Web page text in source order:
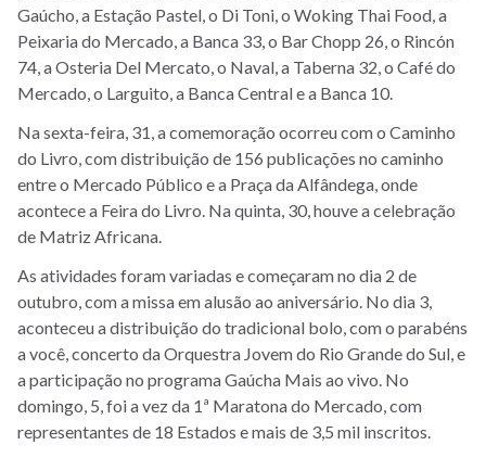
Gaúcho, a Estação Pastel, o Di Toni, o Woking Thai Food, a
Peixaria do Mercado, a Banca 33, o Bar Chopp 26, o Rincón
74, a Osteria Del Mercato, o Naval, a Taberna 32, o Café do
Mercado, o Larguito, a Banca Central e a Banca 10.
Na sexta-feira, 31, a comemoração ocorreu com o Caminho
do Livro, com distribuição de 156 publicações no caminho
entre o Mercado Público e a Praça da Alfândega, onde
acontece a Feira do Livro. Na quinta, 30, houve a celebração
de Matriz Africana.
As atividades foram variadas e começaram no dia 2 de
outubro, com a missa em alusão ao aniversário. No dia 3,
aconteceu a distribuição do tradicional bolo, com o parabéns
a você, concerto da Orquestra Jovem do Rio Grande do Sul, e
a participação no programa Gaúcha Mais ao vivo. No
domingo, 5, foi a vez da 1ª Maratona do Mercado, com
representantes de 18 Estados e mais de 3,5 mil inscritos.